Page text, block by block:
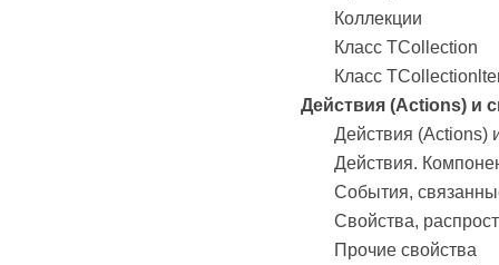
Коллекции
Класс TCollection
Класс
Действия (Actions) и
Действия (Actions)
Действия.
События,
Свойства,
Прочие свойства